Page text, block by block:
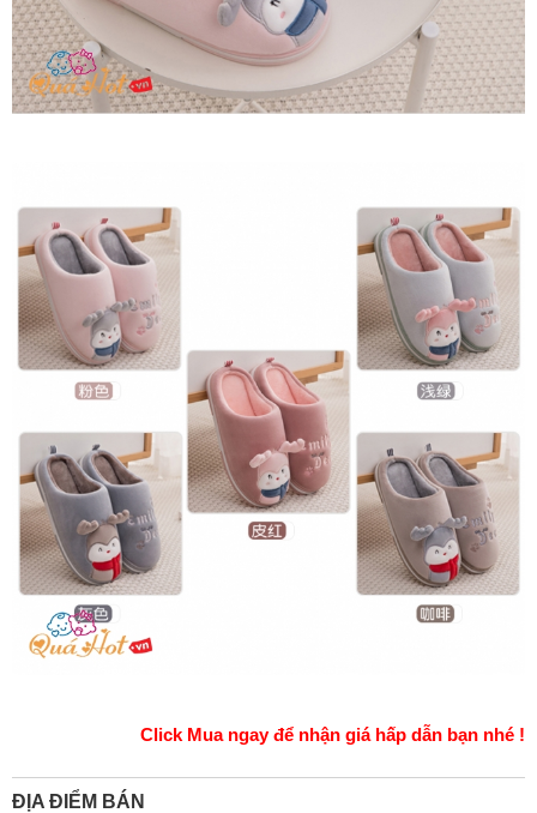
Click Mua ngay để nhận giá hấp dẫn bạn nhé !
ĐỊA ĐIỂM BÁN